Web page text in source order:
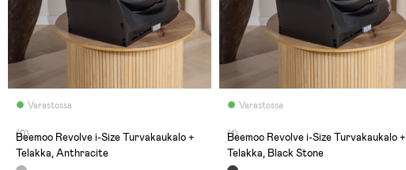
Varastossa
(0)
Beemoo Revolve i-Size Turvakaukalo +
Telakka, Anthracite
Varastossa
(1)
Beemoo Revolve i-Size Turvakaukalo +
Telakka, Black Stone